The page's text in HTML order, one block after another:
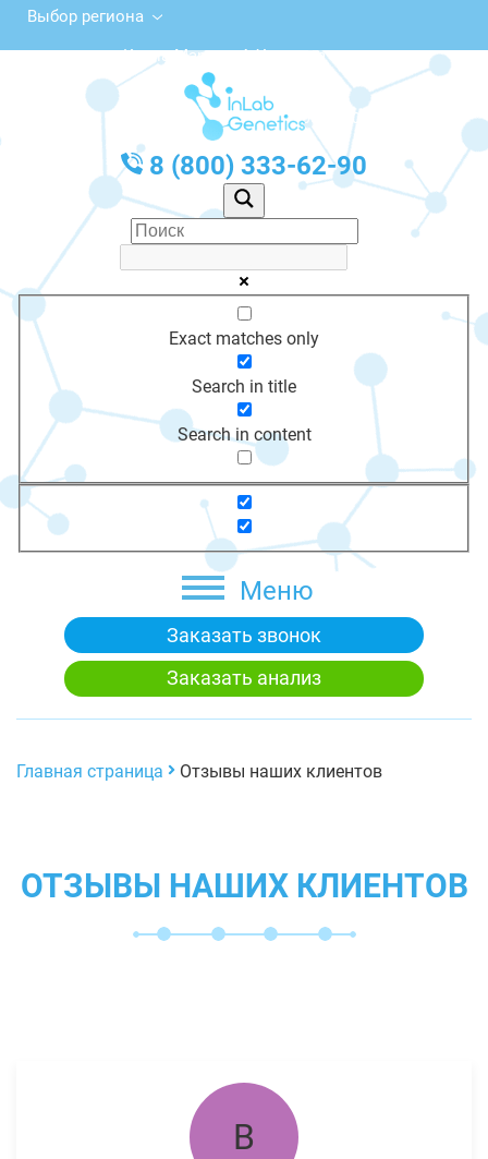
Выбор региона
ул. Карла Маркса, 4, Устюжна
с 10:00 до 20:00
График работы: Пн-Пт с 10:00 до 20:00
8 (800) 333-62-90
Exact matches only
Search in title
Search in content
Меню
Заказать звонок
Заказать анализ
Главная страница Отзывы наших клиентов
ОТЗЫВЫ НАШИХ КЛИЕНТОВ
В